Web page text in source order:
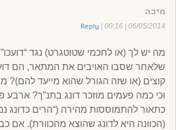
מיכה
06/05/2014 | 00:16
Reply
מה יש לך (או לחכמי שטוטגרט) נגד
שלאחר שסבו האויבים את המתאר, הם
קוצים (או שזה הגורל שהוא מייעד להם)?
וכי כמה פעמים מוזכר דונג בתנ”ך? ארבע
כתאור להתמוססות מהירה (“הרים כדונג
(הכוונה היא לדונג שהוצא מהכוורת). אם